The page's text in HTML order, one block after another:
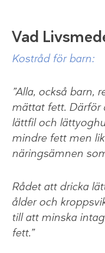
Vad
Kostråd för barn:
”Alla, också barn,
mättat fett. Därför
lättfil och
mindre fett men
näringsämnen
Rådet att dricka
ålder och
till att minska
fett.”